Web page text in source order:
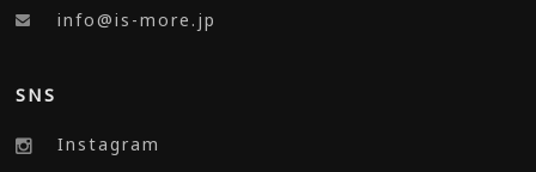
info@is-more.jp
SNS
Instagram